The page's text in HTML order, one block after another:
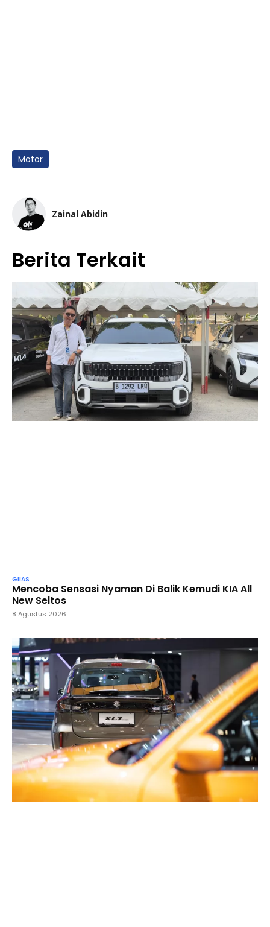
Motor
Zainal Abidin
Berita Terkait
GIIAS
Mencoba Sensasi Nyaman Di Balik Kemudi KIA All
New Seltos
8 Agustus 2026